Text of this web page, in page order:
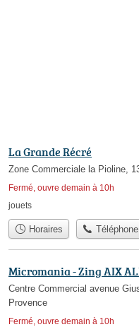
La Grande Récré
Zone Commerciale la Pioline,
Fermé, ouvre demain à 10h
jouets
Horaires Téléphone
Micromania - Zing AIX
Centre Commercial avenue
Provence
Fermé, ouvre demain à 10h